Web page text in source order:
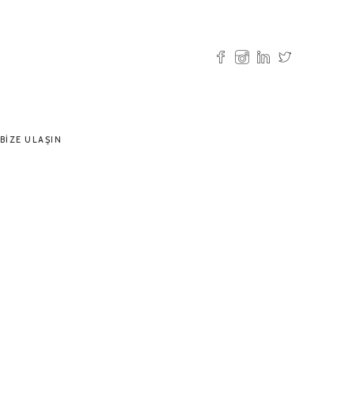
BIZE ULAŞIN